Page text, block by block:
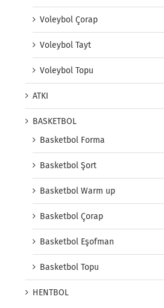
Voleybol Çorap
Voleybol Tayt
Voleybol Topu
ATKI
BASKETBOL
Basketbol Forma
Basketbol Şort
Basketbol Warm up
Basketbol Çorap
Basketbol Eşofman
Basketbol Topu
HENTBOL